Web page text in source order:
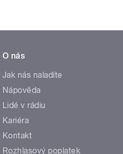
O nás
Jak nás naladíte
Nápověda
Lidé v rádiu
Kariéra
Kontakt
Rozhlasový poplatek